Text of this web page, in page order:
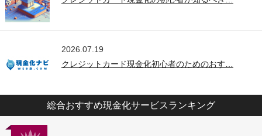
2026.07.19
クレジットカード現金化初心者のためのおす…
総合おすすめ現金化サービスランキング